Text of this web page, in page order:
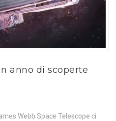
anno di scoperte
Webb Space Telescope ci